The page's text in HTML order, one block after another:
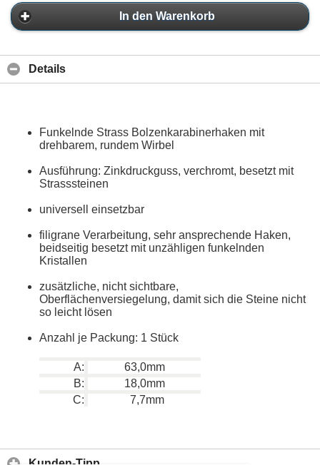
In den Warenkorb
Details
Funkelnde Strass Bolzenkarabinerhaken mit
drehbarem, rundem Wirbel
Ausführung: Zinkdruckguss, verchromt, besetzt mit
Strasssteinen
universell einsetzbar
filigrane Verarbeitung, sehr ansprechende Haken,
beidseitig besetzt mit unzähligen funkelnden
Kristallen
zusätzliche, nicht sichtbare,
Oberflächenversiegelung, damit sich die Steine nicht
so leicht lösen
Anzahl je Packung: 1 Stück
A:
63,0mm
B:
18,0mm
C:
7,7mm